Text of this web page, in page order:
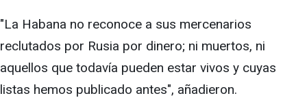
"La Habana no reconoce a sus mercenarios
reclutados por Rusia por dinero; ni muertos, ni
aquellos que todavía pueden estar vivos y cuyas
listas hemos publicado antes", añadieron.